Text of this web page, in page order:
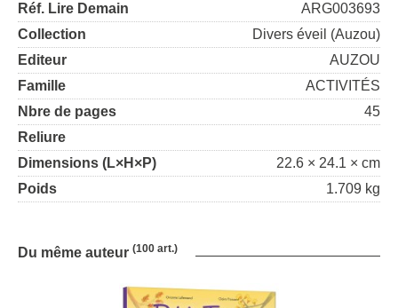
Réf. Lire Demain
ARG003693
Collection
Divers éveil (Auzou)
Editeur
AUZOU
Famille
ACTIVITÉS
Nbre de pages
45
Reliure
Dimensions (L×H×P)
22.6 × 24.1 × cm
Poids
1.709 kg
Du même auteur (100 art.)